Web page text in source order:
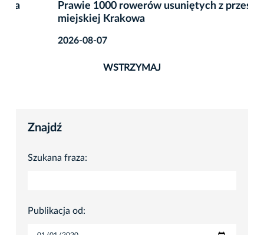
Prawie 1000 rowerów usuniętych z przestrzeni
miejskiej Krakowa
2026-08-07
WSTRZYMAJ
Znajdź
Szukana fraza:
Publikacja od: